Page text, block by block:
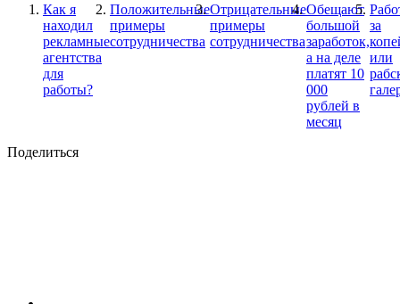
Как я
находил
рекламные
агентства
для
работы?
Положительные
примеры
сотрудничества
Отрицательные
примеры
сотрудничества
Обещают
большой
заработок,
а на деле
платят 10
000
рублей в
месяц
за
или
Поделиться